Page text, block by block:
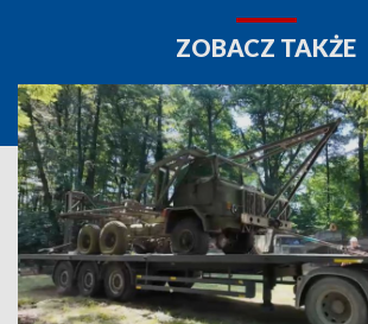
ZOBACZ TAKŻE